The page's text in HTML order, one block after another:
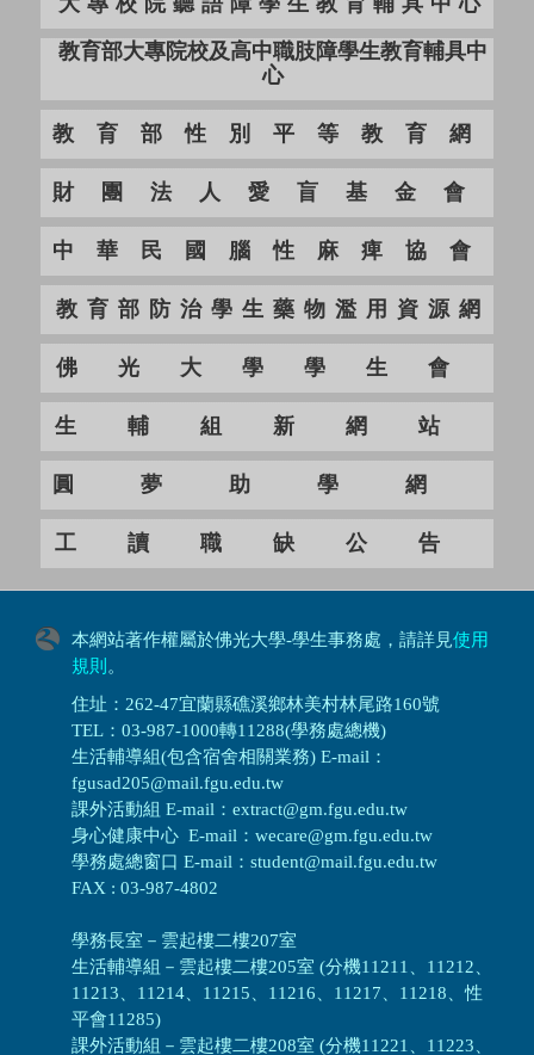
教育部大專院校及高中職肢障學生教育輔具中
心
教育部性別平等教育網
財團法人愛盲基金會
中華民國腦性麻痺協會
教育部防治學生藥物濫用資源網
佛光大學學生會
生輔組新網站
圓夢助學網
工讀職缺公告
本網站著作權屬於佛光大學-學生事務處，請詳見使用
規則 。
住址：262-47宜蘭縣礁溪鄉林美村林尾路160號
TEL：03-987-1000轉11288(學務處總機)
生活輔導組(包含宿舍相關業務) E-mail：
fgusad205@mail.fgu.edu.tw
課外活動組 E-mail：extract@gm.fgu.edu.tw
身心健康中心 E-mail：wecare@gm.fgu.edu.tw
學務處總窗口 E-mail：student@mail.fgu.edu.tw
FAX : 03-987-4802
學務長室－雲起樓二樓207室
生活輔導組 － 雲起樓二樓205室 (分機11211、11212、
11213、11214、11215、11216、11217、11218、性
平會11285)
課外活動組 － 雲起樓二樓208室 (分機11221、11223、